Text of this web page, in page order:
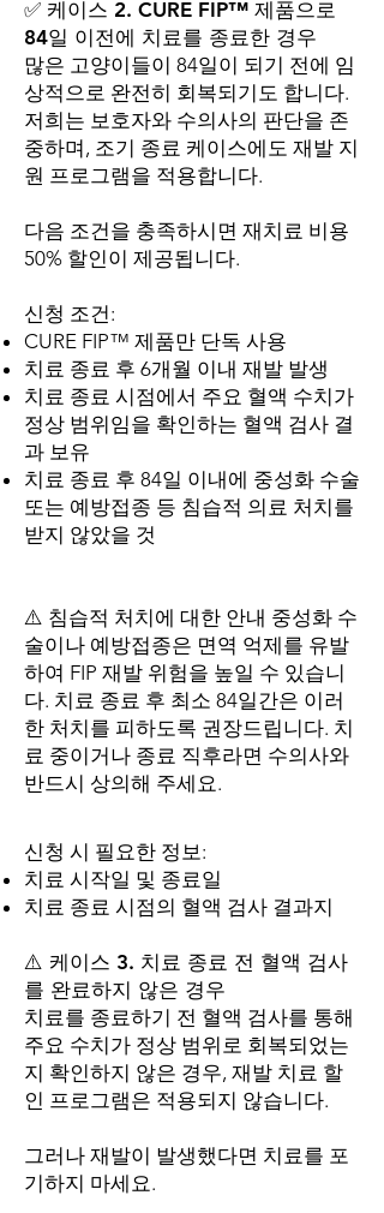
✅ 케이스 2. CURE FIP™ 제품으로
84일 이전에 치료를 종료한 경우
많은 고양이들이 84일이 되기 전에 임
상적으로 완전히 회복되기도 합니다.
저희는 보호자와 수의사의 판단을 존
중하며, 조기 종료 케이스에도 재발 지
원 프로그램을 적용합니다.
다음 조건을 충족하시면 재치료 비용
50% 할인이 제공됩니다.
신청 조건:
CURE FIP™ 제품만 단독 사용
치료 종료 후 6개월 이내 재발 발생
치료 종료 시점에서 주요 혈액 수치가
정상 범위임을 확인하는 혈액 검사 결
과 보유
치료 종료 후 84일 이내에 중성화 수술
또는 예방접종 등 침습적 의료 처치를
받지 않았을 것
⚠️ 침습적 처치에 대한 안내 중성화 수
술이나 예방접종은 면역 억제를 유발
하여 FIP 재발 위험을 높일 수 있습니
다. 치료 종료 후 최소 84일간은 이러
한 처치를 피하도록 권장드립니다. 치
료 중이거나 종료 직후라면 수의사와
반드시 상의해 주세요.
신청 시 필요한 정보:
치료 시작일 및 종료일
치료 종료 시점의 혈액 검사 결과지
⚠️ 케이스 3. 치료 종료 전 혈액 검사
를 완료하지 않은 경우
치료를 종료하기 전 혈액 검사를 통해
주요 수치가 정상 범위로 회복되었는
지 확인하지 않은 경우, 재발 치료 할
인 프로그램은 적용되지 않습니다.
그러나 재발이 발생했다면 치료를 포
기하지 마세요.